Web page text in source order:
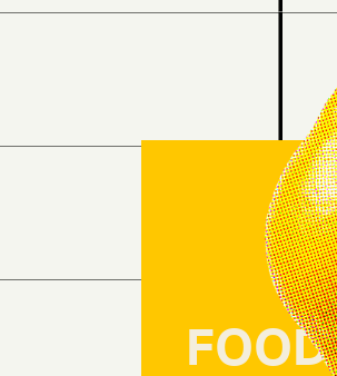
FOOD